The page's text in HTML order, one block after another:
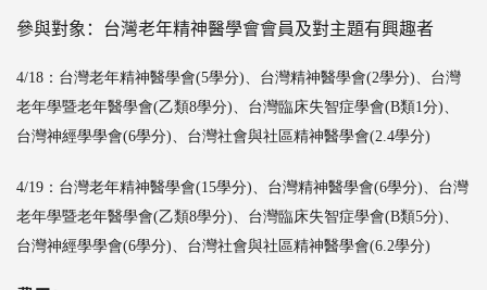
參與對象：台灣老年精神醫學會會員及對主題有興趣者
4/18：台灣老年精神醫學會(5學分)、台灣精神醫學會(2學分)、台灣
老年學暨老年醫學會(乙類8學分)、台灣臨床失智症學會(B類1分)、
台灣神經學學會(6學分)、台灣社會與社區精神醫學會(2.4學分)
4/19：台灣老年精神醫學會(15學分)、台灣精神醫學會(6學分)、台灣
老年學暨老年醫學會(乙類8學分)、台灣臨床失智症學會(B類5分)、
台灣神經學學會(6學分)、台灣社會與社區精神醫學會(6.2學分)